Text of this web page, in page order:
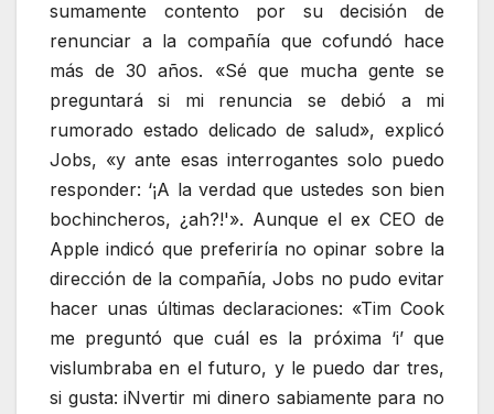
sumamente contento por su decisión de
renunciar a la compañía que cofundó hace
más de 30 años. «Sé que mucha gente se
preguntará si mi renuncia se debió a mi
rumorado estado delicado de salud», explicó
Jobs, «y ante esas interrogantes solo puedo
responder: ‘¡A la verdad que ustedes son bien
bochincheros, ¿ah?!'». Aunque el ex CEO de
Apple indicó que preferiría no opinar sobre la
dirección de la compañía, Jobs no pudo evitar
hacer unas últimas declaraciones: «Tim Cook
me preguntó que cuál es la próxima ‘i’ que
vislumbraba en el futuro, y le puedo dar tres,
si gusta: iNvertir mi dinero sabiamente para no